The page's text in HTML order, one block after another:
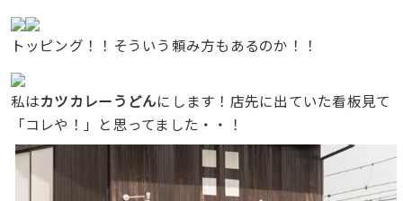
トッピング！！そういう頼み方もあるのか！！
私はカツカレーうどんにします！店先に出ていた看板見て
「コレや！」と思ってました・・！